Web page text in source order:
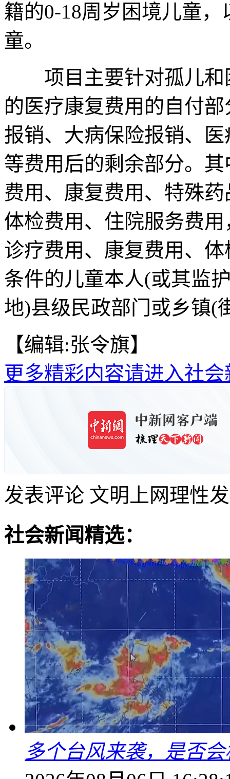
籍的0-18周岁困境儿童
童。
项目主要针对孤儿和
的医疗康复费用的自付
报销、大病保险报销、
等费用后的剩余部分。
费用、康复费用、特殊
体检费用、住院服务费
诊疗费用、康复费用、
条件的儿童本人(或其监
地)县级民政部门或乡镇(
【编辑:张令旗】
更多精彩内容请进入社会
发表评论 文明上网理性
社会新闻精选：
多个台风来袭，是否